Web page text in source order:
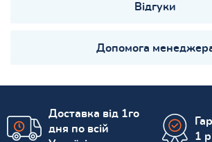
Відгуки
Допомога
Доставка від 1го
дня по всій
1